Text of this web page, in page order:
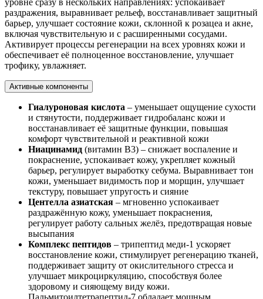
раздражения, выравнивает рельеф, восстанавливает защитный
барьер, улучшает состояние кожи, склонной к розацеа и акне,
включая чувствительную и с расширенными сосудами.
Активирует процессы регенерации на всех уровнях кожи и
обеспечивает её полноценное восстановление, улучшает
трофику, увлажняет.
Активные компоненты
Гиалуроновая кислота – уменьшает ощущение сухости
и стянутости, поддерживает гидробаланс кожи и
восстанавливает её защитные функции, повышая
комфорт чувствительной и реактивной кожи
Ниацинамид (витамин B3) – снижает воспаление и
покраснение, успокаивает кожу, укрепляет кожный
барьер, регулирует выработку себума. Выравнивает тон
кожи, уменьшает видимость пор и морщин, улучшает
текстуру, повышает упругость и сияние
Центелла азиатская – мгновенно успокаивает
раздражённую кожу, уменьшает покраснения,
регулирует работу сальных желёз, предотвращая новые
высыпания
Комплекс пептидов – трипептид меди-1 ускоряет
восстановление кожи, стимулирует регенерацию тканей,
поддерживает защиту от окислительного стресса и
улучшает микроциркуляцию, способствуя более
здоровому и сияющему виду кожи.
Пальмитоилтетрапептид-7 обладает мощным